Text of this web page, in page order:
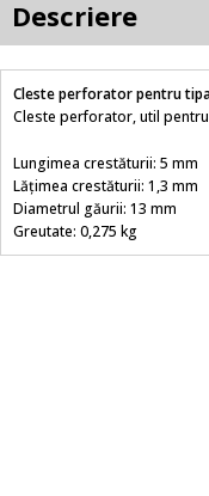
Descriere
Cleste perforator pentru
Cleste perforator, util
Lungimea crestăturii: 5 mm
Lățimea crestăturii: 1,3 mm
Diametrul găurii: 13 mm
Greutate: 0,275 kg